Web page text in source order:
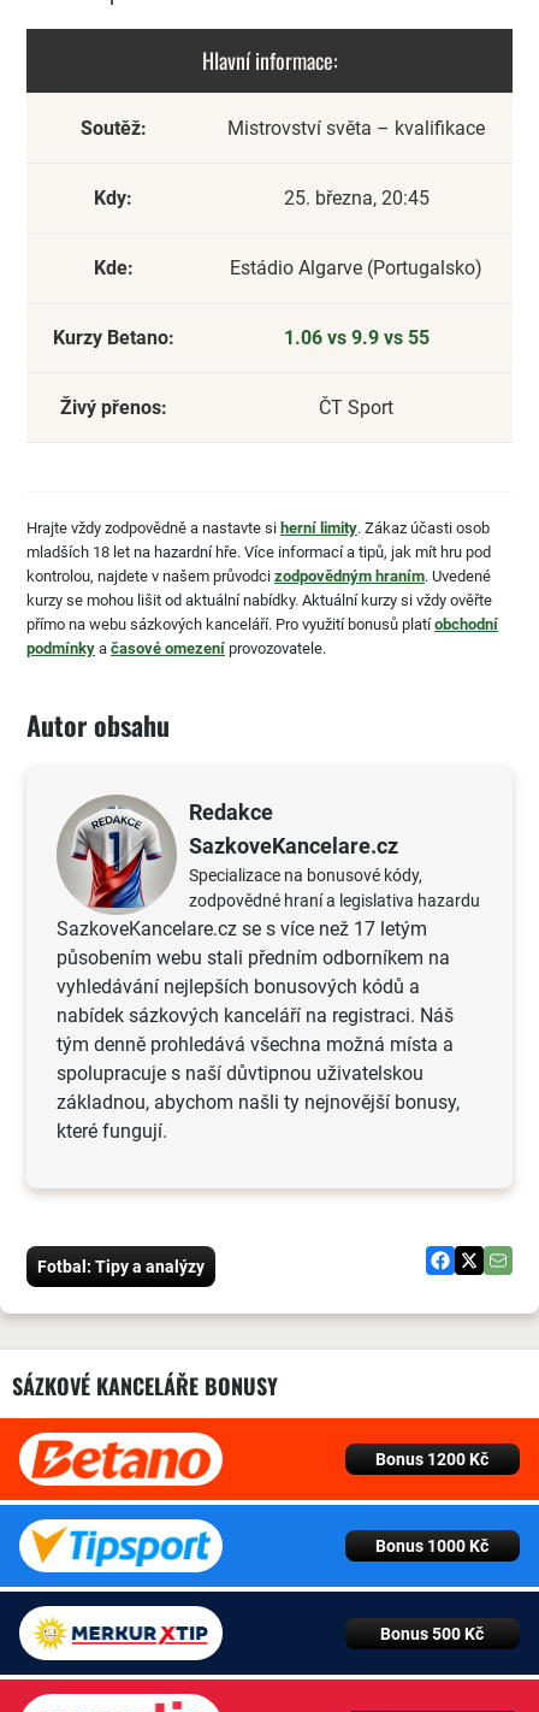
Hlavní informace:
Soutěž: Mistrovství světa – kvalifikace
Kdy: 25. března, 20:45
Kde: Estádio Algarve (Portugalsko)
Kurzy Betano: 1.06 vs 9.9 vs 55
Živý přenos: ČT Sport
Hrajte vždy zodpovědně a nastavte si herní limity. Zákaz účasti osob
mladších 18 let na hazardní hře. Více informací a tipů, jak mít hru pod
kontrolou, najdete v našem průvodci zodpovědným hraním. Uvedené
kurzy se mohou lišit od aktuální nabídky. Aktuální kurzy si vždy ověřte
přímo na webu sázkových kanceláří. Pro využití bonusů platíobchodní
podmínky a časové omezení provozovatele.
Autor obsahu
Redakce
SazkoveKancelare.cz
Specializace na bonusové kódy,
zodpovědné hraní a legislativa hazardu
SazkoveKancelare.cz se s více než 17 letým
působením webu stali předním odborníkem na
vyhledávání nejlepších bonusových kódů a
nabídek sázkových kanceláří na registraci. Náš
tým denně prohledává všechna možná místa a
spolupracuje s naší důvtipnou uživatelskou
základnou, abychom našli ty nejnovější bonusy,
které fungují.
Fotbal: Tipy a analýzy
SÁZKOVÉ KANCELÁŘE BONUSY
Bonus 1200 Kč
Bonus 1000 Kč
Bonus 500 Kč